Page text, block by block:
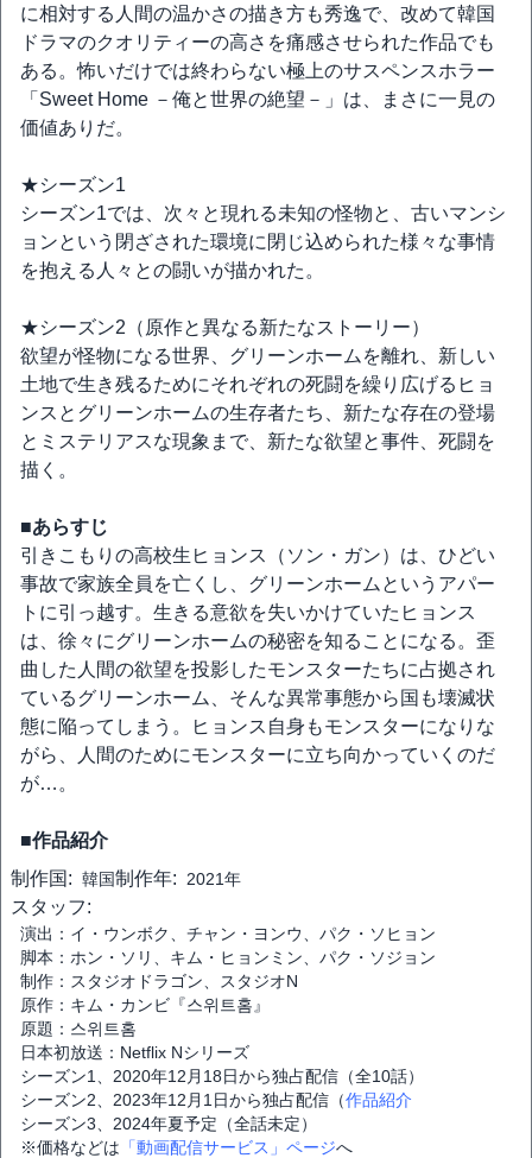
に相対する人間の温かさの描き方も秀逸で、改めて韓国
ドラマのクオリティーの高さを痛感させられた作品でも
ある。怖いだけでは終わらない極上のサスペンスホラー
「Sweet Home －俺と世界の絶望－」は、まさに一見の
価値ありだ。
★シーズン1
シーズン1では、次々と現れる未知の怪物と、古いマンシ
ョンという閉ざされた環境に閉じ込められた様々な事情
を抱える人々との闘いが描かれた。
★シーズン2（原作と異なる新たなストーリー）
欲望が怪物になる世界、グリーンホームを離れ、新しい
土地で生き残るためにそれぞれの死闘を繰り広げるヒョ
ンスとグリーンホームの生存者たち、新たな存在の登場
とミステリアスな現象まで、新たな欲望と事件、死闘を
描く。
■あらすじ
引きこもりの高校生ヒョンス（ソン・ガン）は、ひどい
事故で家族全員を亡くし、グリーンホームというアパー
トに引っ越す。生きる意欲を失いかけていたヒョンス
は、徐々にグリーンホームの秘密を知ることになる。歪
曲した人間の欲望を投影したモンスターたちに占拠され
ているグリーンホーム、そんな異常事態から国も壊滅状
態に陥ってしまう。ヒョンス自身もモンスターになりな
がら、人間のためにモンスターに立ち向かっていくのだ
が…。
■作品紹介
制作国: 韓国制作年: 2021年
スタッフ:
演出：イ・ウンボク、チャン・ヨンウ、パク・ソヒョン
脚本：ホン・ソリ、キム・ヒョンミン、パク・ソジョン
制作：スタジオドラゴン、スタジオN
原作：キム・カンビ『스위트홈』
原題：스위트홈
日本初放送：Netflix Nシリーズ
シーズン1、2020年12月18日から独占配信（全10話）
シーズン2、2023年12月1日から独占配信（作品紹介
シーズン3、2024年夏予定（全話未定）
※価格などは 「動画配信サービス」ページへ